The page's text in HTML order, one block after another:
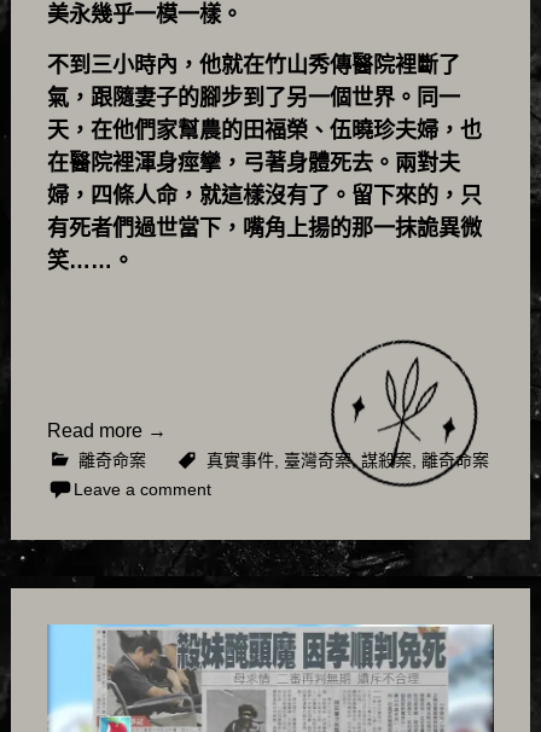
美永幾乎一模一樣。
不到三小時內，他就在竹山秀傳醫院裡斷了
氣，跟隨妻子的腳步到了另一個世界。同一
天，在他們家幫農的田福榮、伍曉珍夫婦，也
在醫院裡渾身痙攣，弓著身體死去。兩對夫
婦，四條人命，就這樣沒有了。留下來的，只
有死者們過世當下，嘴角上揚的那一抹詭異微
笑……。
Read more →
離奇命案 真實事件, 臺灣奇案,謀殺案, 離奇命案
Leave a comment